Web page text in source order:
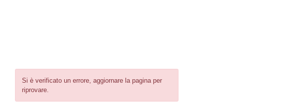
Si è verificato un errore, aggiornare la pagina per
riprovare.